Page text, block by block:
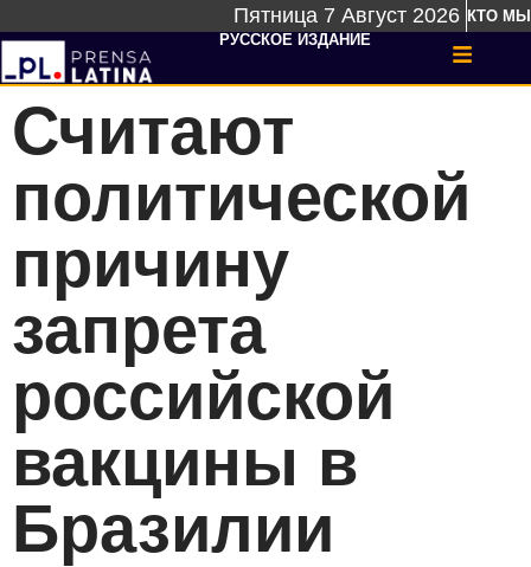
Пятница 7 Август 2026 КТО МЫ
РУССКОЕ ИЗДАНИЕ
Считают
политической
причину
запрета
российской
вакцины в
Бразилии